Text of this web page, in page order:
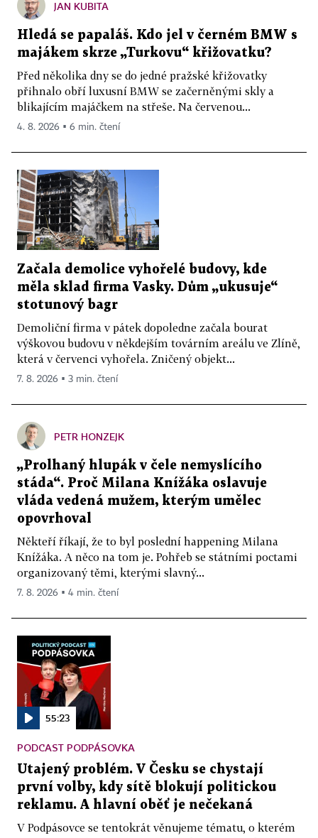
JAN KUBITA
Hledá se papaláš. Kdo jel v černém BMW s
majákem skrze „Turkovu“ křižovatku?
Před několika dny se do jedné pražské křižovatky
přihnalo obří luxusní BMW se začerněnými skly a
blikajícím majáčkem na střeše. Na červenou...
4. 8. 2026 ▪ 6 min. čtení
Začala demolice vyhořelé budovy, kde
měla sklad firma Vasky. Dům „ukusuje“
stotunový bagr
Demoliční firma v pátek dopoledne začala bourat
výškovou budovu v někdejším továrním areálu ve Zlíně,
která v červenci vyhořela. Zničený objekt...
7. 8. 2026 ▪ 3 min. čtení
PETR HONZEJK
„Prolhaný hlupák v čele nemyslícího
stáda“. Proč Milana Knížáka oslavuje
vláda vedená mužem, kterým umělec
opovrhoval
Někteří říkají, že to byl poslední happening Milana
Knížáka. A něco na tom je. Pohřeb se státními poctami
organizovaný těmi, kterými slavný...
7. 8. 2026 ▪ 4 min. čtení
55:23
PODCAST PODPÁSOVKA
Utajený problém. V Česku se chystají
první volby, kdy sítě blokují politickou
reklamu. A hlavní oběť je nečekaná
V Podpásovce se tentokrát věnujeme tématu, o kterém